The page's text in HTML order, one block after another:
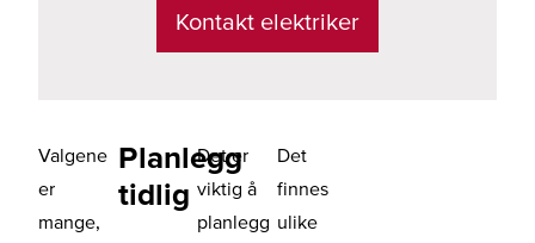
Kontakt elektriker
Valgene
er
mange,
Planlegg
tidlig
Det er
viktig å
planlegg
Det
finnes
ulike